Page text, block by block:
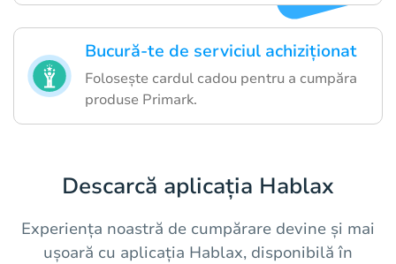
Bucură-te de serviciul achiziționat
Folosește cardul cadou pentru a cumpăra
produse Primark.
Descarcă aplicația Hablax
Experiența noastră de cumpărare devine și mai
ușoară cu aplicația Hablax, disponibilă în